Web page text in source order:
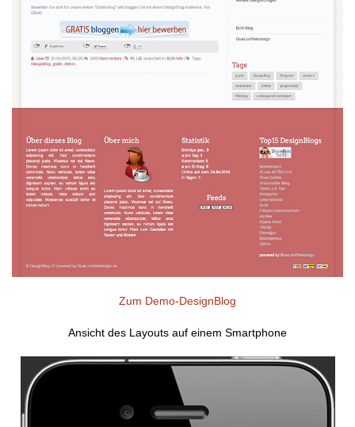
Zum Demo-DesignBlog
Ansicht des Layouts auf einem Smartphone